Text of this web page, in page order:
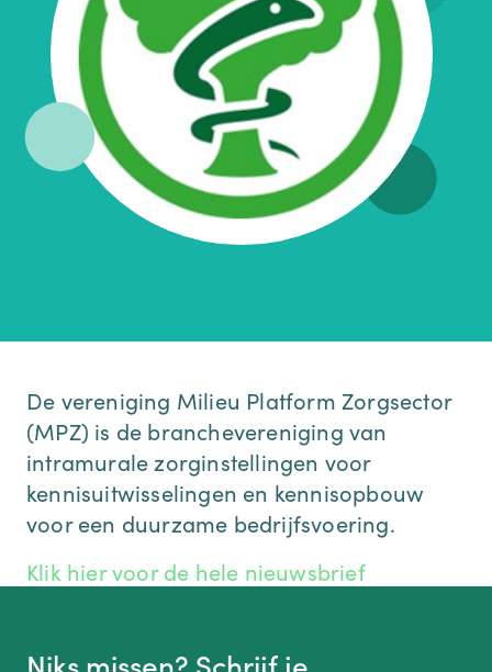
De vereniging Milieu Platform Zorgsector
(MPZ) is de branchevereniging van
intramurale zorginstellingen voor
kennisuitwisselingen en kennisopbouw
voor een duurzame bedrijfsvoering.
Klik hier voor de hele nieuwsbrief
Niks missen? Schrijf je